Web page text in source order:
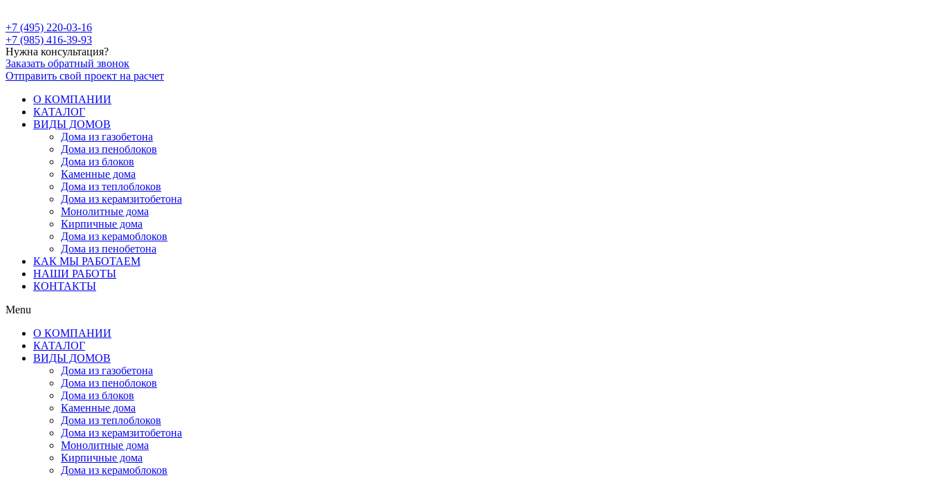
+7 (495) 220-03-16
+7 (985) 416-39-93
Нужна консультация?
Заказать обратный звонок
Отправить свой проект на расчет
О КОМПАНИИ
КАТАЛОГ
ВИДЫ ДОМОВ
Дома из газобетона
Дома из пеноблоков
Дома из блоков
Каменные дома
Дома из теплоблоков
Дома из керамзитобетона
Монолитные дома
Кирпичные дома
Дома из керамоблоков
Дома из пенобетона
КАК МЫ РАБОТАЕМ
НАШИ РАБОТЫ
КОНТАКТЫ
Menu
О КОМПАНИИ
КАТАЛОГ
ВИДЫ ДОМОВ
Дома из газобетона
Дома из пеноблоков
Дома из блоков
Каменные дома
Дома из теплоблоков
Дома из керамзитобетона
Монолитные дома
Кирпичные дома
Дома из керамоблоков